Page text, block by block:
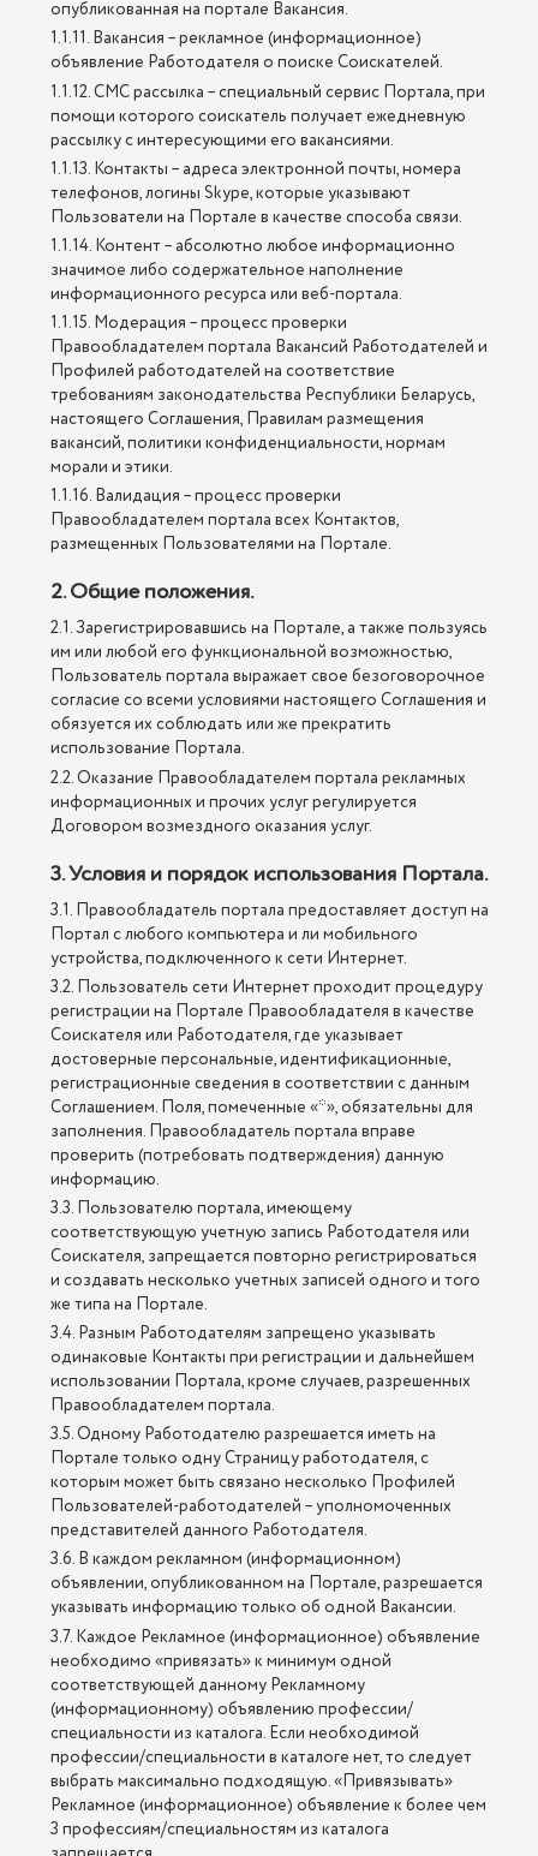
опубликованная на портале Вакансия.
1.1.11. Вакансия – рекламное (информационное)
объявление Работодателя о поиске Соискателей.
1.1.12. СМС рассылка – специальный сервис Портала, при
помощи которого соискатель получает ежедневную
рассылку с интересующими его вакансиями.
1.1.13. Контакты – адреса электронной почты, номера
телефонов, логины Skype, которые указывают
Пользователи на Портале в качестве способа связи.
1.1.14. Контент – абсолютно любое информационно
значимое либо содержательное наполнение
информационного ресурса или веб-портала.
1.1.15. Модерация – процесс проверки
Правообладателем портала Вакансий Работодателей и
Профилей работодателей на соответствие
требованиям законодательства Республики Беларусь,
настоящего Соглашения, Правилам размещения
вакансий, политики конфиденциальности, нормам
морали и этики.
1.1.16. Валидация – процесс проверки
Правообладателем портала всех Контактов,
размещенных Пользователями на Портале.
2. Общие положения.
2.1. Зарегистрировавшись на Портале, а также пользуясь
им или любой его функциональной возможностью,
Пользователь портала выражает свое безоговорочное
согласие со всеми условиями настоящего Соглашения и
обязуется их соблюдать или же прекратить
использование Портала.
2.2. Оказание Правообладателем портала рекламных
информационных и прочих услуг регулируется
Договором возмездного оказания услуг.
3. Условия и порядок использования Портала.
3.1. Правообладатель портала предоставляет доступ на
Портал с любого компьютера и ли мобильного
устройства, подключенного к сети Интернет.
3.2. Пользователь сети Интернет проходит процедуру
регистрации на Портале Правообладателя в качестве
Соискателя или Работодателя, где указывает
достоверные персональные, идентификационные,
регистрационные сведения в соответствии с данным
Соглашением. Поля, помеченные «*», обязательны для
заполнения. Правообладатель портала вправе
проверить (потребовать подтверждения) данную
информацию.
3.3. Пользователю портала, имеющему
соответствующую учетную запись Работодателя или
Соискателя, запрещается повторно регистрироваться
и создавать несколько учетных записей одного и того
же типа на Портале.
3.4. Разным Работодателям запрещено указывать
одинаковые Контакты при регистрации и дальнейшем
использовании Портала, кроме случаев, разрешенных
Правообладателем портала.
3.5. Одному Работодателю разрешается иметь на
Портале только одну Страницу работодателя, с
которым может быть связано несколько Профилей
Пользователей-работодателей – уполномоченных
представителей данного Работодателя.
3.6. В каждом рекламном (информационном)
объявлении, опубликованном на Портале, разрешается
указывать информацию только об одной Вакансии.
3.7. Каждое Рекламное (информационное) объявление
необходимо «привязать» к минимум одной
соответствующей данному Рекламному
(информационному) объявлению профессии/
специальности из каталога. Если необходимой
профессии/специальности в каталоге нет, то следует
выбрать максимально подходящую. «Привязывать»
Рекламное (информационное) объявление к более чем
3 профессиям/специальностям из каталога